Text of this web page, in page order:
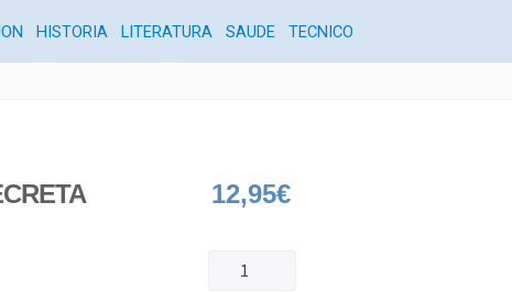
HISTORIA LITERATURA SAUDE TECNICO
12,95€